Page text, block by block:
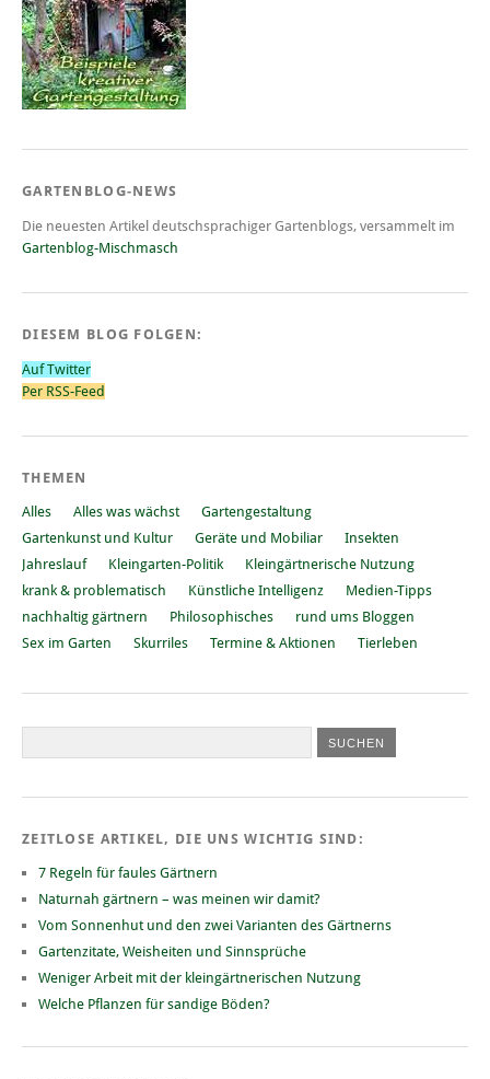
GARTENBLOG-NEWS
Die neuesten Artikel deutschsprachiger Gartenblogs, versammelt im
Gartenblog-Mischmasch
DIESEM BLOG FOLGEN:
Auf Twitter
Per RSS-Feed
THEMEN
Alles Alles was wächst
Gartengestaltung
Gartenkunst und Kultur
Geräte und Mobiliar
Insekten
Jahreslauf
Kleingarten-Politik
Kleingärtnerische Nutzung
krank & problematisch
Künstliche Intelligenz
Medien-Tipps
nachhaltig gärtnern
Philosophisches
rund ums Bloggen
Sex im Garten
Skurriles Termine & Aktionen Tierleben
ZEITLOSE ARTIKEL, DIE UNS WICHTIG SIND:
7 Regeln für faules Gärtnern
Naturnah gärtnern – was meinen wir damit?
Vom Sonnenhut und den zwei Varianten des Gärtnerns
Gartenzitate, Weisheiten und Sinnsprüche
Weniger Arbeit mit der kleingärtnerischen Nutzung
Welche Pflanzen für sandige Böden?